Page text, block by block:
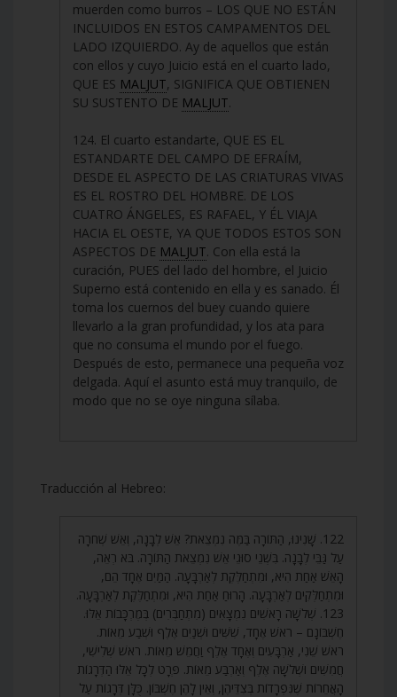
muerden como burros – LOS QUE NO ESTÁN
INCLUIDOS EN ESTOS CAMPAMENTOS DEL
LADO IZQUIERDO. Ay de aquellos que están
con ellos y cuyo Juicio está en el cuarto lado,
QUE ES MALJUT, SIGNIFICA QUE OBTIENEN
SU SUSTENTO DE MALJUT.
124. El cuarto estandarte, QUE ES EL
ESTANDARTE DEL CAMPO DE EFRAÍM,
DESDE EL ASPECTO DE LAS CRIATURAS VIVAS
ES EL ROSTRO DEL HOMBRE. DE LOS
CUATRO ÁNGELES, ES RAFAEL, Y ÉL VIAJA
HACIA EL OESTE, YA QUE TODOS ESTOS SON
ASPECTOS DE MALJUT. Con ella está la
curación, PUES del lado del hombre, el Juicio
Superno está contenido en ella y es sanado. Él
toma los cuernos del buey cuando quiere
llevarlo a la gran profundidad, y los ata para
que no consuma el mundo por el fuego.
Después de esto, permanece una pequeña voz
delgada. Aquí el asunto está muy tranquilo, de
modo que no se oye ninguna sílaba.
Traducción al Hebreo:
122. שָׁנִינוּ, הַתּוֹרָה בַּמֶּה נִמְצֵאת? אֵשׁ לְבָנָה, וְאֵשׁ שְׁחֹרָה
עַל גַּבֵּי לְבָנָה. בִּשְׁנֵי סוּגֵי אֵשׁ נִמְצֵאת הַתּוֹרָה. בֹּא רְאֵה,
הָאֵשׁ אַחַת הִיא, וּמִתְחַלֶּקֶת לְאַרְבָּעָה. הַמַּיִם אֶחָד הֵם,
וּמִתְחַלְּקִים לְאַרְבָּעָה. הָרוּחַ אַחַת הִיא, וּמִתְחַלֶּקֶת לְאַרְבָּעָה.
123. שְׁלֹשָׁה רָאשִׁים נִמְצָאִים (מִתְחַבְּרִים) בְּמֶרְכָּבוֹת אֵלּוּ.
חֶשְׁבּוֹנָם – רֹאשׁ אֶחָד, שִׁשִּׁים וּשְׁנַיִם אֶלֶף וּשְׁבַע מֵאוֹת.
רֹאשׁ שֵׁנִי, אַרְבָּעִים וְאֶחָד אֶלֶף וַחֲמֵשׁ מֵאוֹת. רֹאשׁ שְׁלִישִׁי,
חֲמִשִּׁים וּשְׁלֹשָׁה אֶלֶף וְאַרְבַּע מֵאוֹת. פְּרָט לְכָל אֵלּוּ הַדְּרָגוֹת
הָאֲחֵרוֹת שֶׁנִּפְרָדוֹת בְּצִדֵּיהֶן, וְאֵין לָהֶן חֶשְׁבּוֹן. כֻּלָּן דְּרָגוֹת עַל